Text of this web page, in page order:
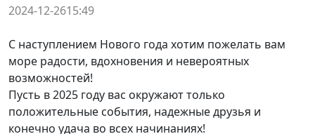
2024-12-2615:49
С наступлением Нового года хотим пожелать вам
море радости, вдохновения и невероятных
возможностей!
Пусть в 2025 году вас окружают только
положительные события, надежные друзья и
конечно удача во всех начинаниях!